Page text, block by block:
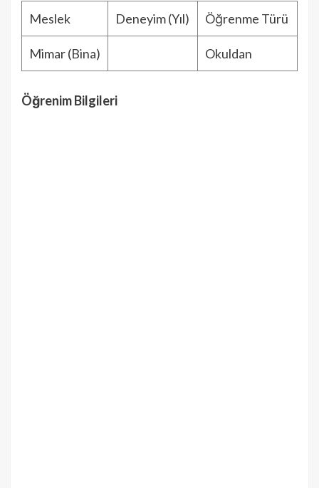
Meslek Deneyim (Yıl) Öğrenme Türü
Mimar (Bina) Okuldan
Öğrenim Bilgileri